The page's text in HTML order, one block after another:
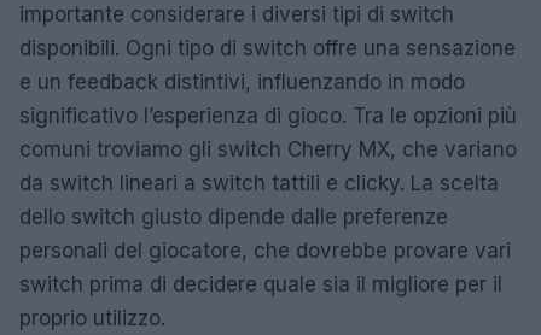
importante considerare i diversi tipi di switch
disponibili. Ogni tipo di switch offre una sensazione
e un feedback distintivi, influenzando in modo
significativo l’esperienza di gioco. Tra le opzioni più
comuni troviamo gli switch Cherry MX, che variano
da switch lineari a switch tattili e clicky. La scelta
dello switch giusto dipende dalle preferenze
personali del giocatore, che dovrebbe provare vari
switch prima di decidere quale sia il migliore per il
proprio utilizzo.